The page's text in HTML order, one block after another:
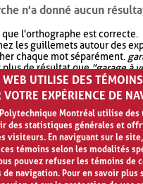
n'a donné aucun
l'orthographe est correcte.
les guillemets autour des
chaque mot séparément.
plus de résultat que"garage à
d'élargir votre recherche avec
souvent plus de résultat que
WEB UTILISE DES
VOTRE EXPÉRIENCE DE
Montréal utilise des
des statistiques générales et
visiteurs. En naviguant sur le
témoins selon les modalités
pouvez refuser les témoins de
de navigation. Pour en savoir plus